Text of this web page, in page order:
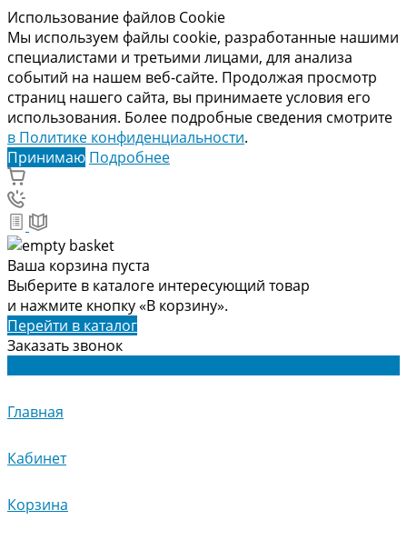
Использование файлов Cookie
Мы используем файлы cookie, разработанные нашими
специалистами и третьими лицами, для анализа
событий на нашем веб-сайте. Продолжая просмотр
страниц нашего сайта, вы принимаете условия его
использования. Более подробные сведения смотрите
в Политике конфиденциальности.
Принимаю Подробнее
Ваша корзина пуста
Выберите в каталоге интересующий товар
и нажмите кнопку «В корзину».
Перейти в каталог
Заказать звонок
Главная
Кабинет
Корзина